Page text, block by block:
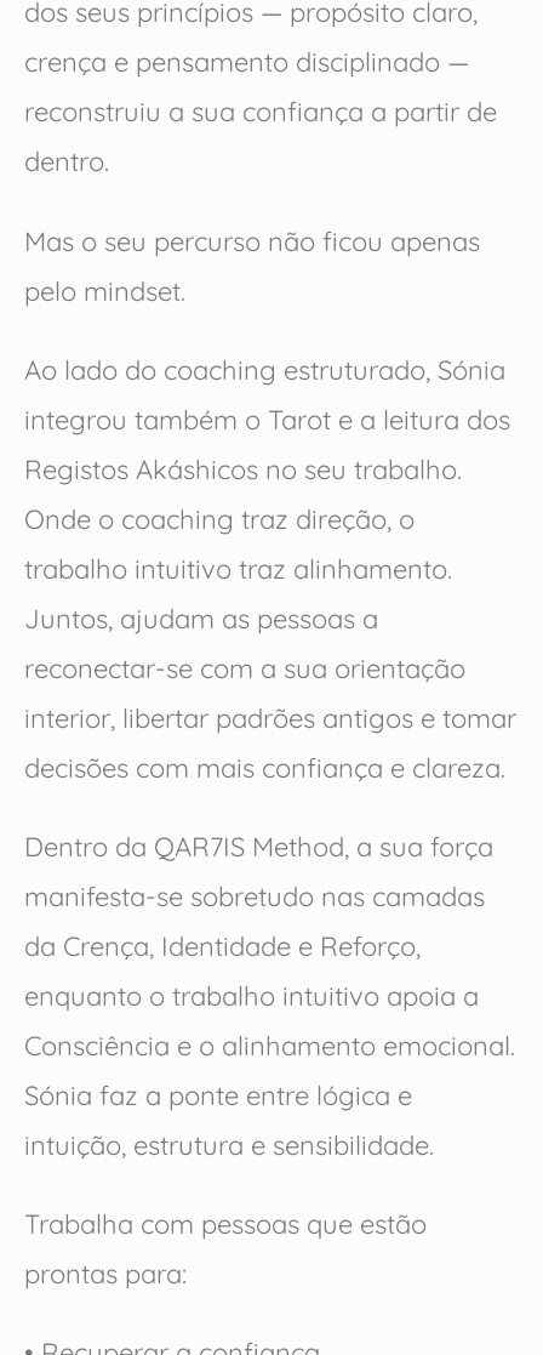
dos seus princípios — propósito claro,
crença e pensamento disciplinado —
reconstruiu a sua confiança a partir de
dentro.
Mas o seu percurso não ficou apenas
pelo mindset.
Ao lado do coaching estruturado, Sónia
integrou também o Tarot e a leitura dos
Registos Akáshicos no seu trabalho.
Onde o coaching traz direção, o
trabalho intuitivo traz alinhamento.
Juntos, ajudam as pessoas a
reconectar-se com a sua orientação
interior, libertar padrões antigos e tomar
decisões com mais confiança e clareza.
Dentro da QAR7IS Method, a sua força
manifesta-se sobretudo nas camadas
da Crença, Identidade e Reforço,
enquanto o trabalho intuitivo apoia a
Consciência e o alinhamento emocional.
Sónia faz a ponte entre lógica e
intuição, estrutura e sensibilidade.
Trabalha com pessoas que estão
prontas para: